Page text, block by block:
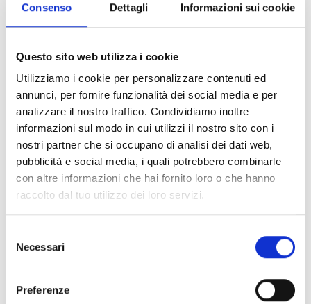
Consenso Dettagli Informazioni sui cookie
Questo sito web utilizza i cookie
Utilizziamo i cookie per personalizzare contenuti ed
annunci, per fornire funzionalità dei social media e per
analizzare il nostro traffico. Condividiamo inoltre
informazioni sul modo in cui utilizzi il nostro sito con i
nostri partner che si occupano di analisi dei dati web,
pubblicità e social media, i quali potrebbero combinarle
con altre informazioni che hai fornito loro o che hanno
raccolto dal tuo utilizzo dei loro servizi.
delNecessari
Preferenze
Via Manzoni, 19 - 20121 Milano, Italia
SCOPRI